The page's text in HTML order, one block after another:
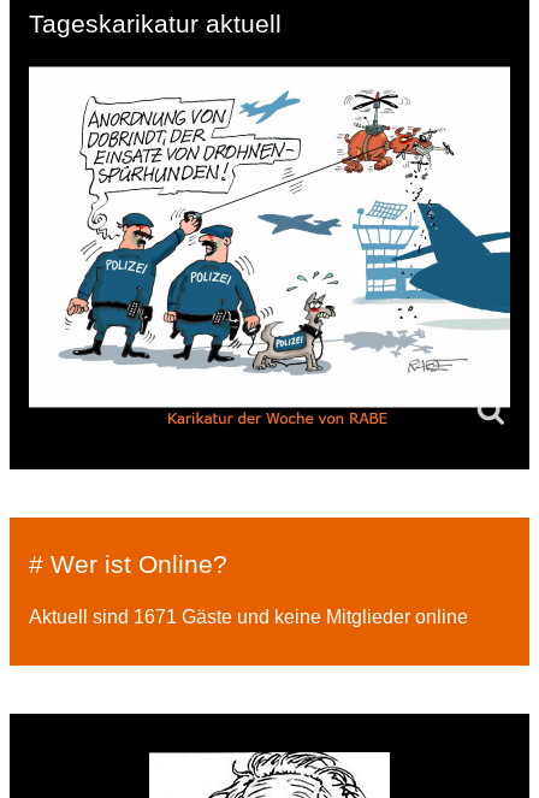
Tageskarikatur aktuell
# Wer ist Online?
Aktuell sind 1671 Gäste und keine Mitglieder online